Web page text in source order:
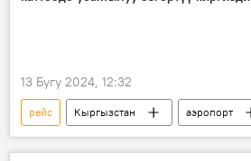
13 Бугу 2024, 12:32
рейс Кыргызстан
аэропорт
каттоо